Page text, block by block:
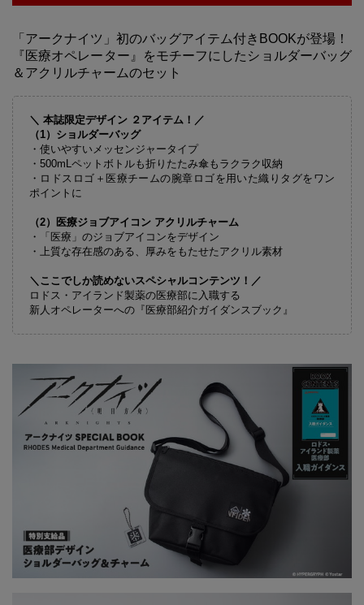
「アークナイツ」初のバッグアイテム付きBOOKが登場！
『医療オペレーター』をモチーフにしたショルダーバッグ
＆アクリルチャームのセット
＼ 本誌限定デザイン ２アイテム！／
（1）ショルダーバッグ
・使いやすいメッセンジャータイプ
・500mLペットボトルも折りたたみ傘もラクラク収納
・ロドスロゴ＋医療チームの腕章ロゴを用いた織りタグをワン
ポイントに
（2）医療ジョブアイコン アクリルチャーム
・「医療」のジョブアイコンをデザイン
・上質な存在感のある、厚みをもたせたアクリル素材
＼ここでしか読めないスペシャルコンテンツ！／
ロドス・アイランド製薬の医療部に入職する
新人オペレーターへの『医療部紹介ガイダンスブック』